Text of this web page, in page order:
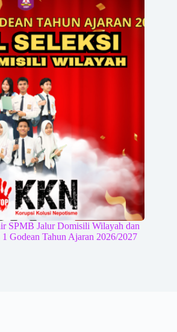
SPMB Jalur Domisili Wilayah dan
Godean Tahun Ajaran 2026/2027